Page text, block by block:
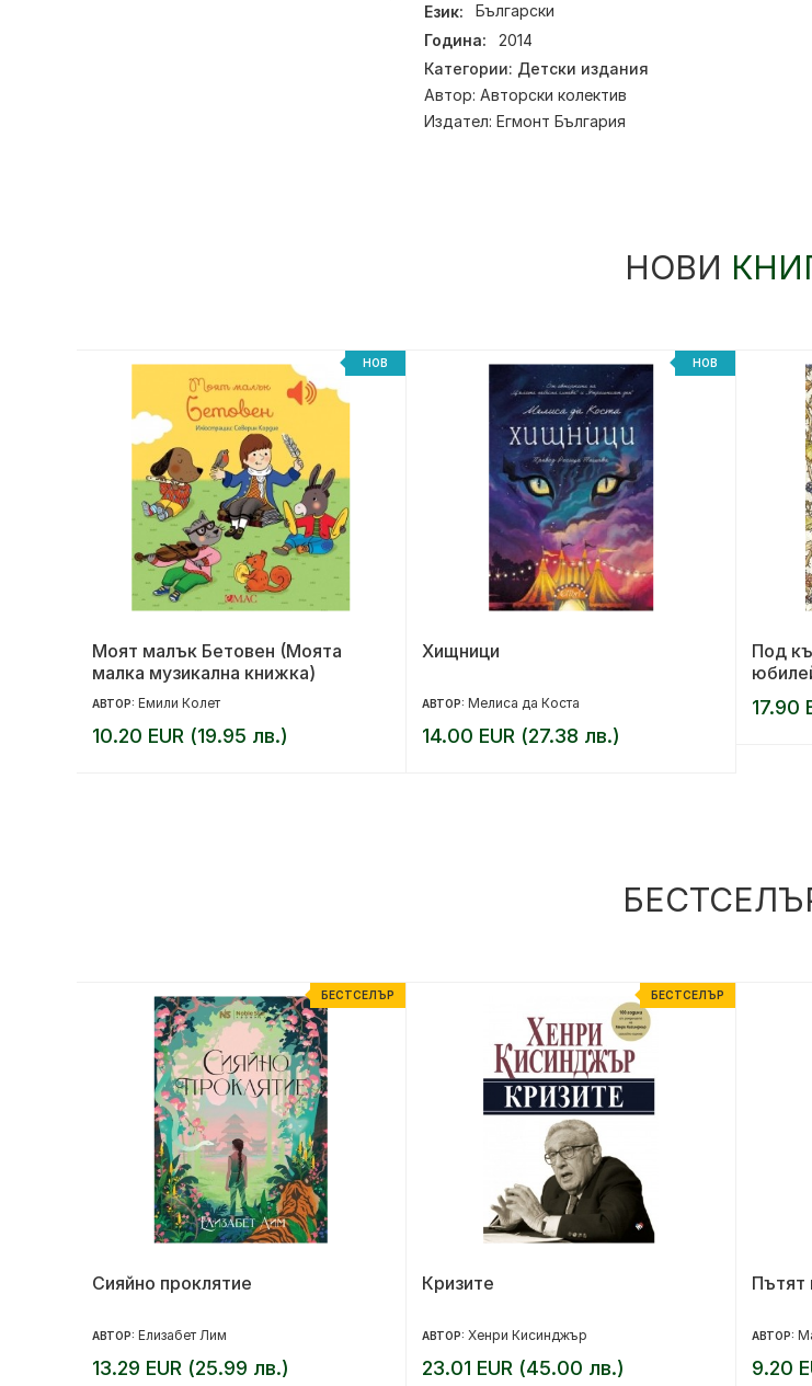
Език:
Български
Година:
2014
Категории: Детски издания
Автор: Авторски колектив
Издател: Егмонт България
НОВИ
НОВ
Моят малък Бетовен (Моята
малка музикална книжка)
АВТОР: Емили Колет
10.20 EUR (19.95 лв.)
НОВ
Хищници
АВТОР: Мелиса да Коста
14.00 EUR (27.38 лв.)
Под
17.90
БЕСТСЕЛЪР
Сияйно проклятие
АВТОР: Елизабет Лим
13.29 EUR (25.99 лв.)
БЕСТСЕЛЪР
Кризите
АВТОР: Хенри Кисинджър
23.01 EUR (45.00 лв.)
Пътят
АВТОР:
9.20